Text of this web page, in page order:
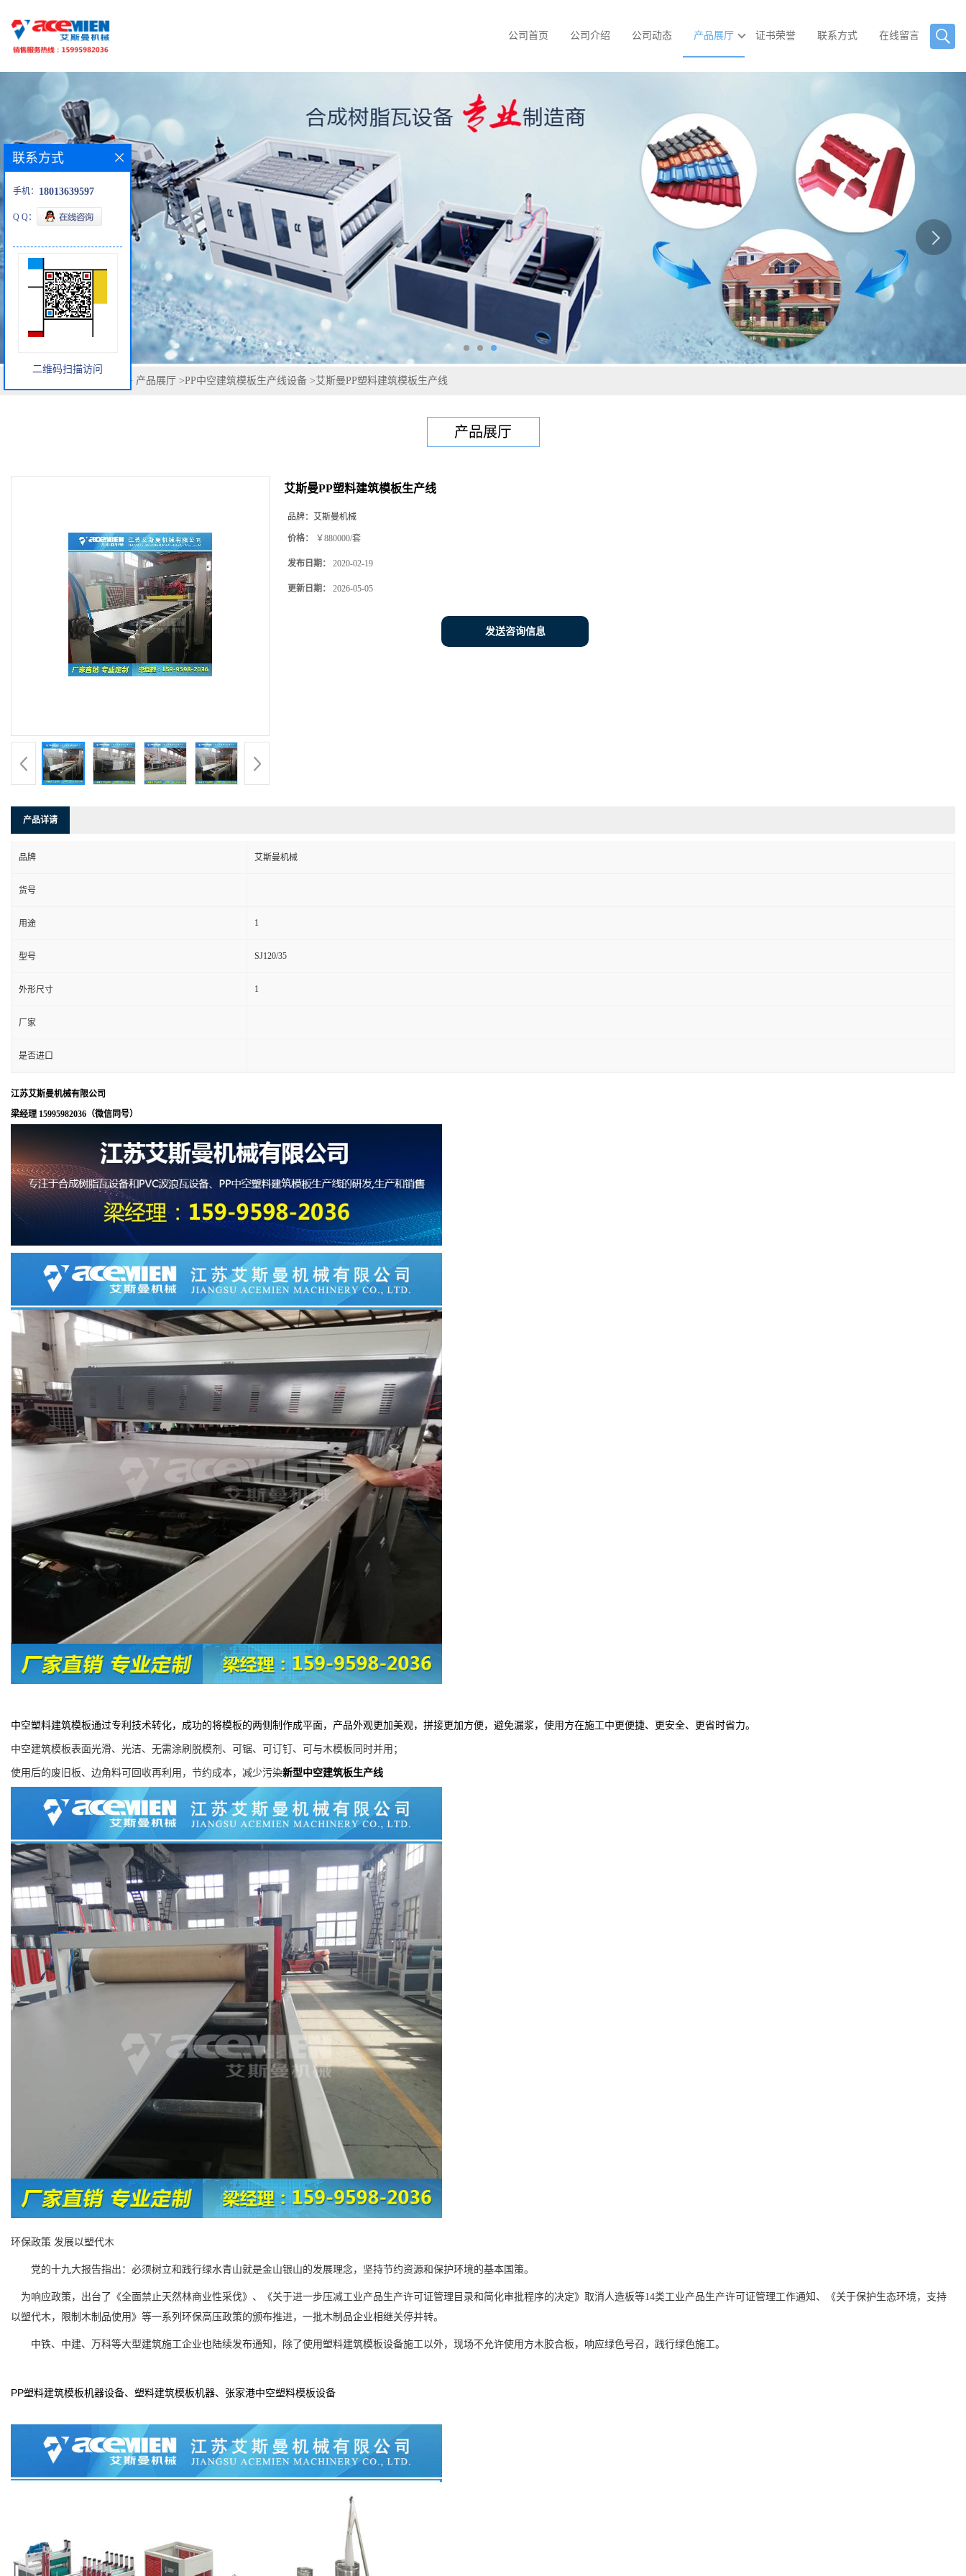
公司首页 公司介绍 公司动态 产品展厅 证书荣誉 联系方式 在线留言
> 产品展厅 >PP中空建筑模板生产线设备 >艾斯曼PP塑料建筑模板生产线
产品展厅
艾斯曼PP塑料建筑模板生产线
品牌： 艾斯曼机械
价格： ￥880000/套
发布日期： 2020-02-19
更新日期： 2026-05-05
发送咨询信息
产品详请
品牌 艾斯曼机械
货号
用途 1
型号 SJ120/35
外形尺寸 1
厂家
是否进口
江苏艾斯曼机械有限公司
梁经理 15995982036（微信同号）
中空塑料建筑模板通过专利技术转化，成功的将模板的两侧制作成平面，产品外观更加美观，拼接更加方便，避免漏浆，使用方在施工中更便捷、更安全、更省时省力。
中空建筑模板表面光滑、光洁、无需涂刷脱模剂、可锯、可订钉、可与木模板同时并用；
使用后的废旧板、边角料可回收再利用，节约成本，减少污染新型中空建筑板生产线
环保政策 发展以塑代木
党的十九大报告指出：必须树立和践行绿水青山就是金山银山的发展理念，坚持节约资源和保护环境的基本国策。
为响应政策，出台了《全面禁止天然林商业性采伐》、《关于进一步压减工业产品生产许可证管理目录和简化审批程序的决定》取消人造板等14类工业产品生产许可证管理工作通知、《关于保护生态环境，支持
以塑代木，限制木制品使用》等一系列环保高压政策的颁布推进，一批木制品企业相继关停并转。
中铁、中建、万科等大型建筑施工企业也陆续发布通知，除了使用塑料建筑模板设备施工以外，现场不允许使用方木胶合板，响应绿色号召，践行绿色施工。
PP塑料建筑模板机器设备、塑料建筑模板机器、张家港中空塑料模板设备
联系方式
手机： 18013639597
Q Q：
二维码扫描访问